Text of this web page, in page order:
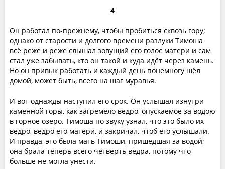
4
Он работал по-прежнему, чтобы пробиться сквозь гору;
однако от старости и долгого времени разлуки Тимоша
всё реже и реже слышал зовущий его голос матери и сам
стал уже забывать, кто он такой и куда идёт через камень.
Но он привык работать и каждый день понемногу шёл
домой, может быть, всего на шаг муравья.
И вот однажды наступил его срок. Он услышал изнутри
каменной горы, как загремело ведро, опускаемое за водою
в горное озеро. Тимоша по звуку узнал, что это было их
ведро, ведро его матери, и закричал, чтоб его услышали.
И правда, это была мать Тимоши, пришедшая за водой;
она брала теперь всего четверть ведра, потому что
больше не могла унести.